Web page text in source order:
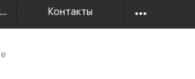
Подарочные карты Контакты